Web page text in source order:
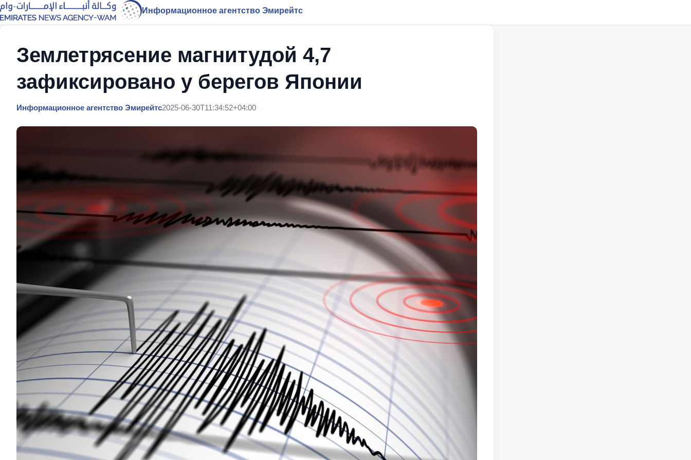
Информационное агентство Эмирейтс
Землетрясение магнитудой 4,7
зафиксировано у берегов Японии
Информационное агентство Эмирейтс2025-06-30T11:34:52+04:00